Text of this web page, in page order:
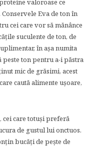
valoroase ce
Eva de ton în
cei care vor să mănânce
suculente de ton, de
în așa numita
peste ton pentru a-i păstra
mic de grăsimi, acest
caută alimente ușoare,
cei care totuși preferă
de gustul lui onctuos.
bucăți de pește de